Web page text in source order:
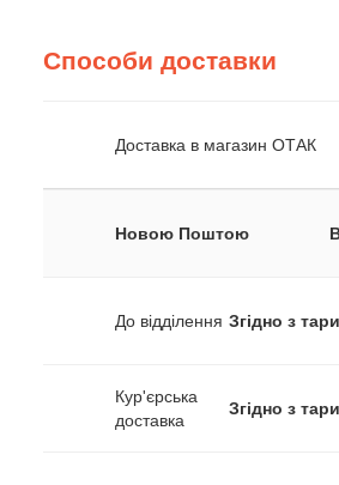
Способи доставки
Доставка в магазин ОТАК
Новою Поштою
До відділення Згідно з
Кур'єрська
доставка
Згідно з